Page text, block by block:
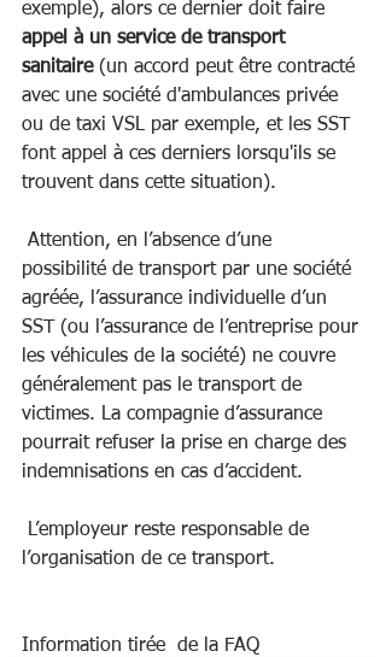
exemple), alors ce dernier doit faire
appel à un service de transport
sanitaire (un accord peut être contracté
avec une société d'ambulances privée
ou de taxi VSL par exemple, et les SST
font appel à ces derniers lorsqu'ils se
trouvent dans cette situation).
possibilité de transport par une société
agréée, l’assurance individuelle d’un
SST (ou l’assurance de l’entreprise pour
les véhicules de la société) ne couvre
généralement pas le transport de
victimes. La compagnie d’assurance
pourrait refuser la prise en charge des
indemnisations en cas d’accident.
l’organisation de ce transport.
Information tirée  de la FAQ